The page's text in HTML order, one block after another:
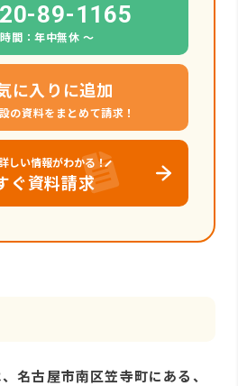
89-1165
間：年中無休 〜
に入りに追加
の資料をまとめて請求！
しい情報がわかる！
ぐ資料請求
名古屋市南区笠寺町にある、